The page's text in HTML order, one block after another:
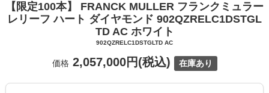
【限定100本】 FRANCK MULLER フランクミュラー
レリーフ ハート ダイヤモンド 902QZRELC1DSTGL
TD AC ホワイト
902QZRELC1DSTGLTD AC
価格2,057,000円(税込) 在庫あり